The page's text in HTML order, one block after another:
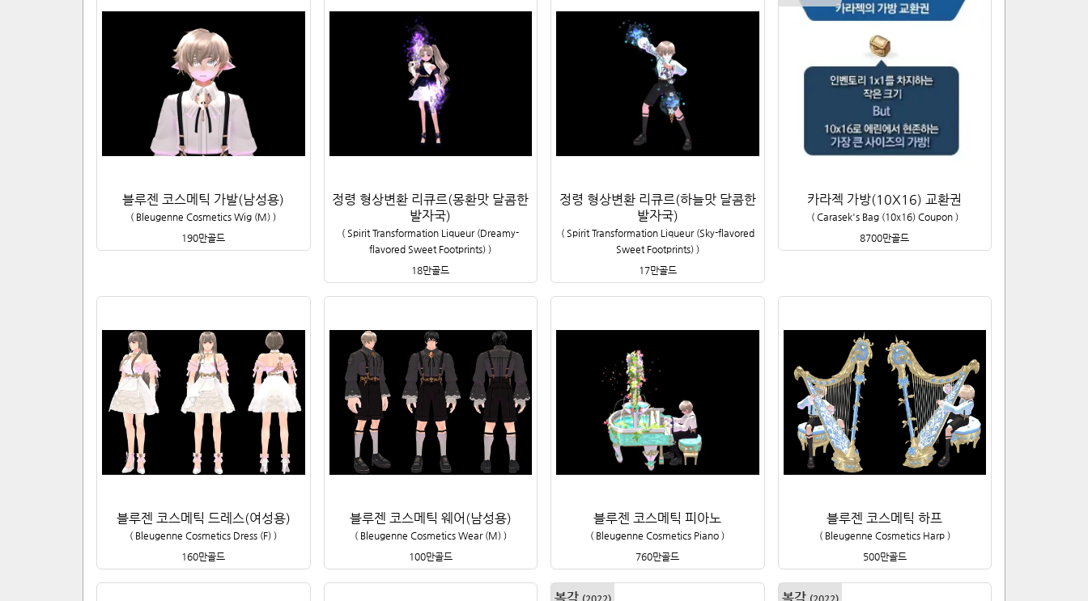
블루젠 코스메틱 가발(남성용)
( Bleugenne Cosmetics Wig (M) )
190만골드
정령 형상변환 리큐르(몽환맛 달콤한
발자국)
(Spirit Transformation Liqueur (Dreamy-
flavored Sweet Footprints) )
18만골드
정령 형상변환 리큐르(하늘맛 달콤한
발자국)
( Spirit Transformation Liqueur (Sky-flavored
Sweet Footprints))
17만골드
카라젝 가방(10X16) 교환권
( Carasek's Bag (10x16) Coupon)
8700만골드
블루젠 코스메틱 드레스(여성용)
( Bleugenne Cosmetics Dress (F) )
160만골드
블루젠 코스메틱 웨어(남성용)
( Bleugenne Cosmetics Wear (M))
100만골드
블루젠 코스메틱 피아노
( Bleugenne Cosmetics Piano )
760만골드
블루젠 코스메틱 하프
( Bleugenne Cosmetics Harp)
500만골드
복각 (2022) 복각 (2022)